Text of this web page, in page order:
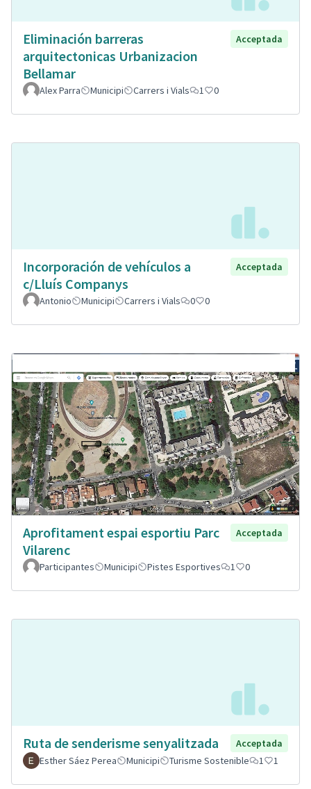
Eliminación barreras
arquitectonicas Urbanizacion
Bellamar
Acceptada
Alex Parra Municipi Carrers i Vials 1 0
Incorporación de vehículos a
c/Lluís Companys
Acceptada
Antonio Municipi Carrers i Vials 0 0
Aprofitament espai esportiu Parc
Vilarenc
Acceptada
Participantes Municipi Pistes Esportives 1 0
Ruta de senderisme senyalitzada
Acceptada
Esther Sáez Perea
Municipi Turisme Sostenible 1 1